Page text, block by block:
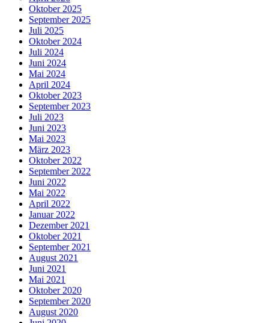
Oktober 2025
September 2025
Juli 2025
Oktober 2024
Juli 2024
Juni 2024
Mai 2024
April 2024
Oktober 2023
September 2023
Juli 2023
Juni 2023
Mai 2023
März 2023
Oktober 2022
September 2022
Juni 2022
Mai 2022
April 2022
Januar 2022
Dezember 2021
Oktober 2021
September 2021
August 2021
Juni 2021
Mai 2021
Oktober 2020
September 2020
August 2020